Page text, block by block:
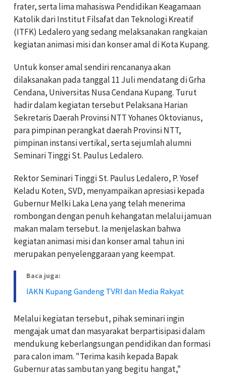
frater, serta lima mahasiswa Pendidikan Keagamaan
Katolik dari Institut Filsafat dan Teknologi Kreatif
(ITFK) Ledalero yang sedang melaksanakan rangkaian
kegiatan animasi misi dan konser amal di Kota Kupang.
Untuk konser amal sendiri rencananya akan
dilaksanakan pada tanggal 11 Juli mendatang di Grha
Cendana, Universitas Nusa Cendana Kupang. Turut
hadir dalam kegiatan tersebut Pelaksana Harian
Sekretaris Daerah Provinsi NTT Yohanes Oktovianus,
para pimpinan perangkat daerah Provinsi NTT,
pimpinan instansi vertikal, serta sejumlah alumni
Seminari Tinggi St. Paulus Ledalero.
Rektor Seminari Tinggi St. Paulus Ledalero, P. Yosef
Keladu Koten, SVD, menyampaikan apresiasi kepada
Gubernur Melki Laka Lena yang telah menerima
rombongan dengan penuh kehangatan melalui jamuan
makan malam tersebut. Ia menjelaskan bahwa
kegiatan animasi misi dan konser amal tahun ini
merupakan penyelenggaraan yang keempat.
Baca juga:
IAKN Kupang Gandeng TVRI dan Media Rakyat
Melalui kegiatan tersebut, pihak seminari ingin
mengajak umat dan masyarakat berpartisipasi dalam
mendukung keberlangsungan pendidikan dan formasi
para calon imam. "Terima kasih kepada Bapak
Gubernur atas sambutan yang begitu hangat,"